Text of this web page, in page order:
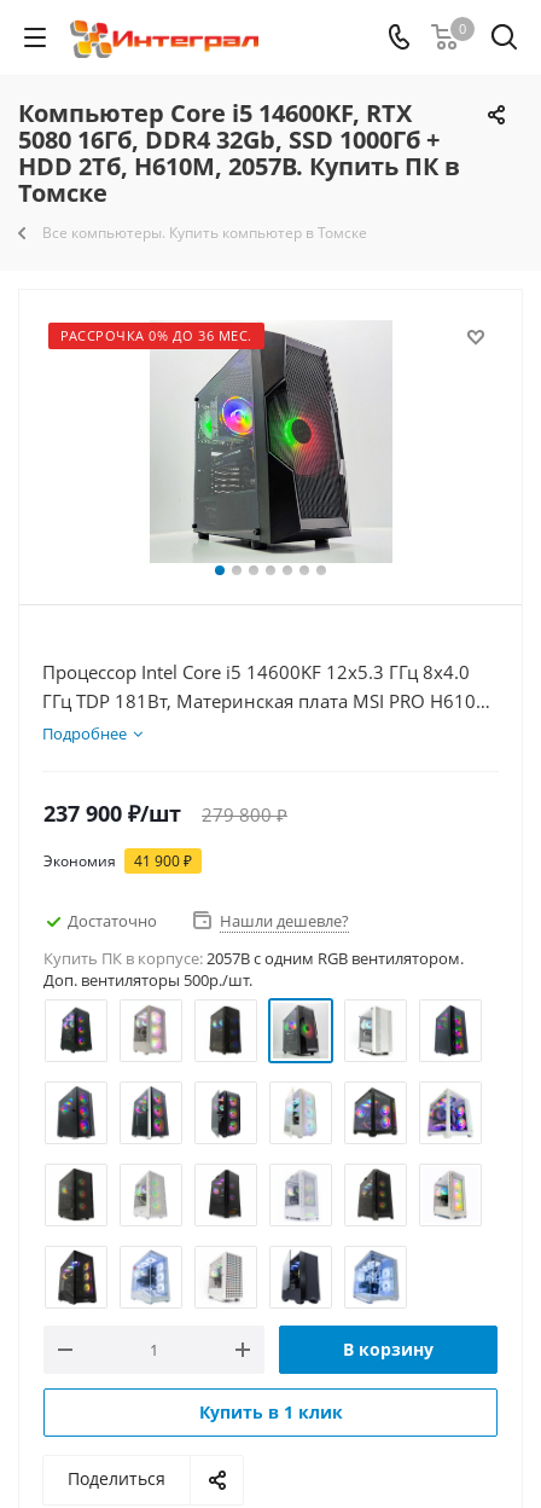
0
Компьютер Core i5 14600KF, RTX
5080 16Гб, DDR4 32Gb, SSD 1000Гб +
HDD 2Тб, H610M, 2057B. Купить ПК в
Томске
Все компьютеры. Купить компьютер в Томске
РАССРОЧКА 0% ДО 36 МЕС.
Процессор Intel Core i5 14600KF 12x5.3 ГГц 8x4.0
ГГц TDP 181Вт, Материнская плата MSI PRO H610M-
E, Видеокарта RTX 5080 16Гб, Память DDR4 32Gb,
Подробнее
237 900 ₽/шт 279 800₽
Экономия 41 900₽
Достаточно
Нашли дешевле?
Купить ПК в корпусе:2057B c одним RGB вентилятором.
Доп. вентиляторы 500р./шт.
В корзину
Купить в 1 клик
Поделиться